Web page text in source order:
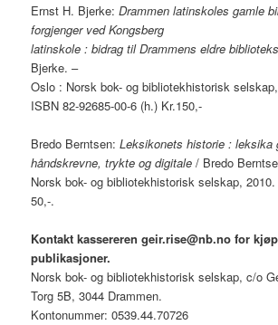
Ernst H. Bjerke:Drammen latinskoles gamle
forgjenger ved Kongsberg
latinskole : bidrag til Drammens eldre
Bjerke. –
Oslo : Norsk bok- og bibliotekhistorisk
ISBN 82-92685-00-6 (h.) Kr.150,-
Bredo Berntsen: Leksikonets historie : leksika
håndskrevne, trykte og digitale / Bredo
Norsk bok- og bibliotekhistorisk selskap,
50,-.
Kontakt kassereren geir.rise@nb.no for
publikasjoner.
Norsk bok- og bibliotekhistorisk selskap, c/o
Torg 5B, 3044 Drammen.
Kontonummer: 0539.44.70726